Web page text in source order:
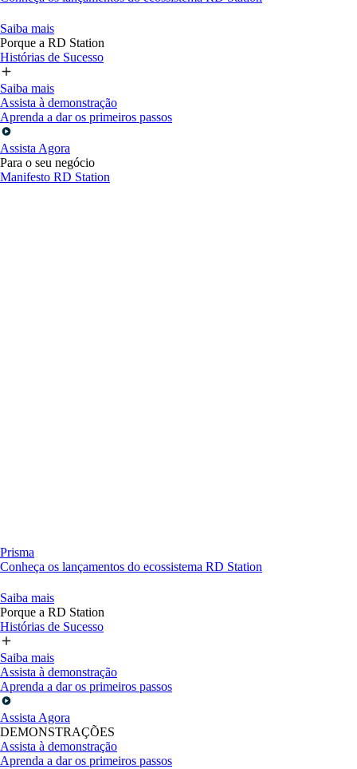
Saiba mais
Porque a RD Station
Histórias de Sucesso
Saiba mais
Assista à demonstração
Aprenda a dar os primeiros passos
Assista Agora
Para o seu negócio
Manifesto RD Station
Prisma
Conheça os lançamentos do ecossistema RD Station
Saiba mais
Porque a RD Station
Histórias de Sucesso
Saiba mais
Assista à demonstração
Aprenda a dar os primeiros passos
Assista Agora
DEMONSTRAÇÕES
Assista à demonstração
Aprenda a dar os primeiros passos